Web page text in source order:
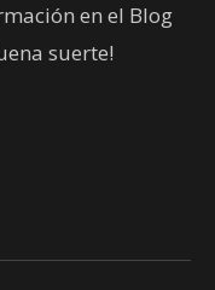
en el Blog
suerte!